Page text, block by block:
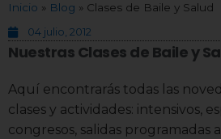
Inicio » Blog » Clases de Baile y Salud
04 julio, 2012
Nuestras Clases de Baile y
Aquí encontrarás todas las
clases y actividades: intensivos,
congresos, salidas programadas